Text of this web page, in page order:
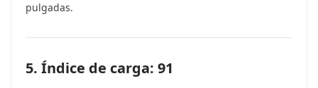
pulgadas.
5. Índice de carga: 91